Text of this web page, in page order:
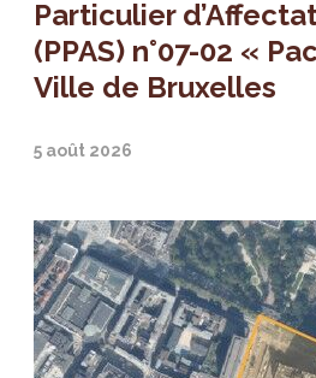
Particulier
(PPAS) n°07-02 «
Ville de Bruxelles
5 août 2026